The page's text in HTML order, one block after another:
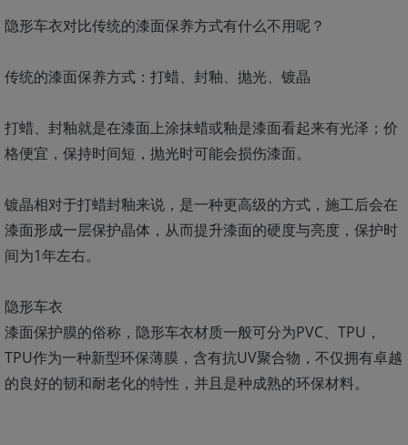
隐形车衣对比传统的漆面保养方式有什么不用呢？
传统的漆面保养方式：打蜡、封釉、抛光、镀晶
打蜡、封釉就是在漆面上涂抹蜡或釉是漆面看起来有光泽；价
格便宜，保持时间短，抛光时可能会损伤漆面。
镀晶相对于打蜡封釉来说，是一种更高级的方式，施工后会在
漆面形成一层保护晶体，从而提升漆面的硬度与亮度，保护时
间为1年左右。
隐形车衣
漆面保护膜的俗称，隐形车衣材质一般可分为PVC、TPU，
TPU作为一种新型环保薄膜，含有抗UV聚合物，不仅拥有卓越
的良好的韧和耐老化的特性，并且是种成熟的环保材料。